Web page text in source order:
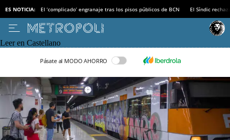
ES NOTICIA: El ‘complicado’ engranaje tras los pisos públicos de BCN El Síndic
Leer en Castellano
Pásate al MODO AHORRO